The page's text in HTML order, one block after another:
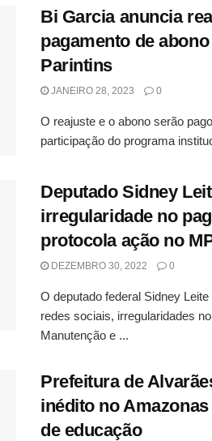
Bi Garcia anuncia
pagamento de
Parintins
JANEIRO 28, 2023 0
O reajuste e o abono serão
participação do programa
Deputado Sidney
irregularidade no
protocola ação no
DEZEMBRO 30, 2022 0
O deputado federal Sidney
redes sociais, irregularidades
Manutenção e ...
Prefeitura de
inédito no
de educação